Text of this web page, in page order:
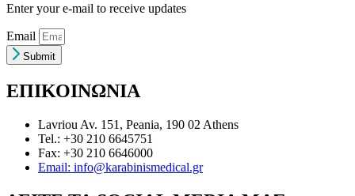
Enter your e-mail to receive updates
Email
Submit
ΕΠΙΚΟΙΝΩΝΙΑ
Lavriou Av. 151, Peania, 190 02 Athens
Tel.: +30 210 6645751
Fax: +30 210 6646000
Email: info@karabinismedical.gr